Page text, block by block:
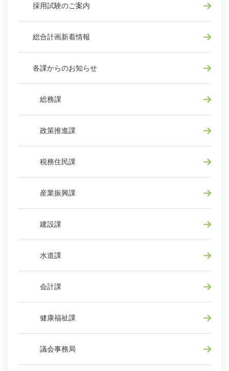
採用試験のご案内
総合計画新着情報
各課からのお知らせ
総務課
政策推進課
税務住民課
産業振興課
建設課
水道課
会計課
健康福祉課
議会事務局